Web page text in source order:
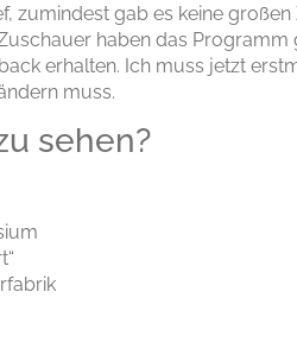
zumindest gab es keine
haben das Programm
erhalten. Ich muss jetzt
muss.
sehen?